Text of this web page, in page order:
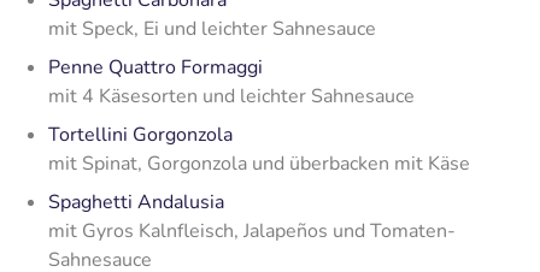
mit Speck, Ei und leichter Sahnesauce
Penne Quattro Formaggi
mit 4 Käsesorten und leichter Sahnesauce
Tortellini Gorgonzola
mit Spinat, Gorgonzola und überbacken mit Käse
Spaghetti Andalusia
mit Gyros Kalnfleisch, Jalapeños und Tomaten-
Sahnesauce